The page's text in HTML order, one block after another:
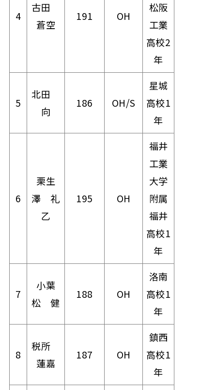
4
古田
蒼空
191 OH
松阪
工業
高校2
年
5
北田
向
186 OH/S
星城
高校1
年
6
栗生
澤 礼
乙
195 OH
福井
工業
大学
附属
福井
高校1
年
7
小葉
松 健
188 OH
洛南
高校1
年
8
税所
蓮嘉
187 OH
鎮西
高校1
年